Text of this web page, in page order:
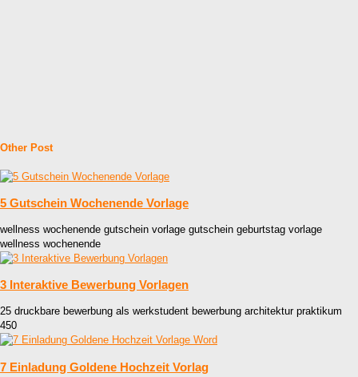
Other Post
5 Gutschein Wochenende Vorlage
wellness wochenende gutschein vorlage gutschein geburtstag vorlage
wellness wochenende
3 Interaktive Bewerbung Vorlagen
25 druckbare bewerbung als werkstudent bewerbung architektur praktikum
450
7 Einladung Goldene Hochzeit Vorlag